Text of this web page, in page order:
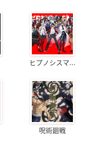
ヒプノシスマ...
呪術廻戦